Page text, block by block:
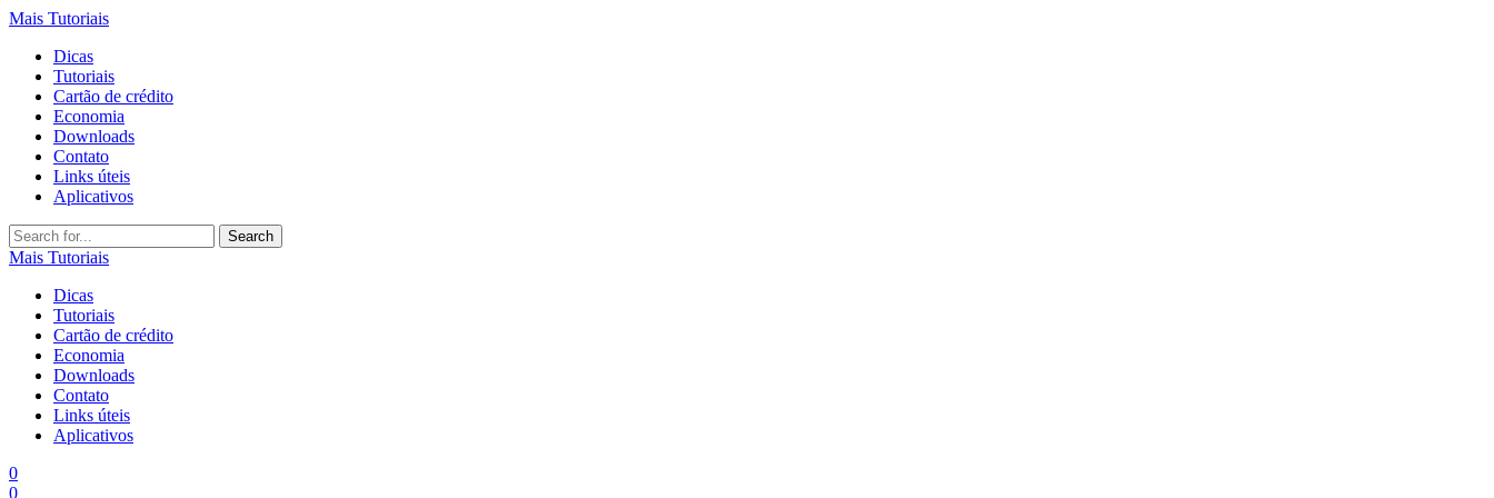
Mais Tutoriais
Dicas
Tutoriais
Cartão de crédito
Economia
Downloads
Contato
Links úteis
Aplicativos
Search
for:
Mais Tutoriais
Dicas
Tutoriais
Cartão de crédito
Economia
Downloads
Contato
Links úteis
Aplicativos
0
0